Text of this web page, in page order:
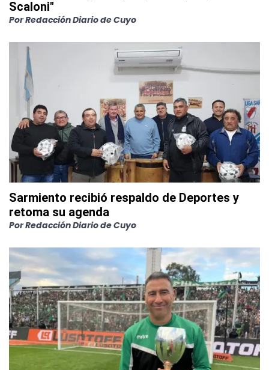
Scaloni"
PorRedacción Diario de Cuyo
Sarmiento recibió respaldo de Deportes y
retoma su agenda
PorRedacción Diario de Cuyo